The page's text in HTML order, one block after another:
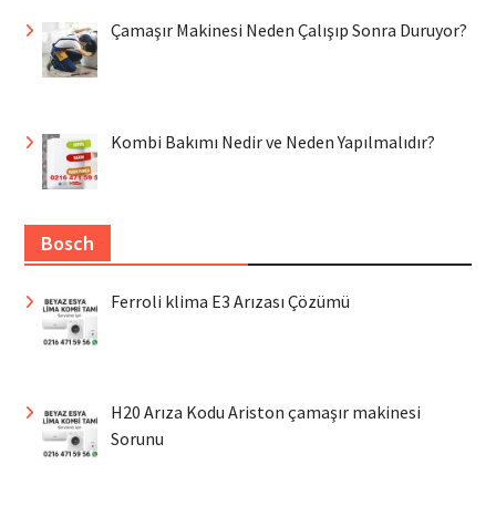
Çamaşır Makinesi Neden Çalışıp Sonra Duruyor?
Kombi Bakımı Nedir ve Neden Yapılmalıdır?
Bosch
Ferroli klima E3 Arızası Çözümü
H20 Arıza Kodu Ariston çamaşır makinesi
Sorunu